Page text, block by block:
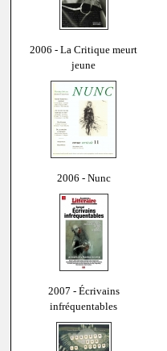
2006 - La Critique meurt
jeune
2006 - Nunc
2007 - Écrivains
infréquentables